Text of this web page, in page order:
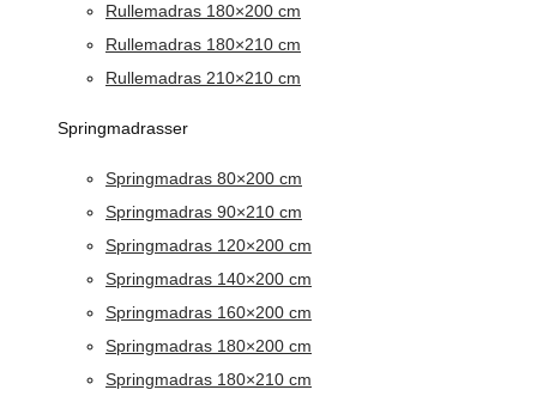
Rullemadras 180×200 cm
Rullemadras 180×210 cm
Rullemadras 210×210 cm
Springmadrasser
Springmadras 80×200 cm
Springmadras 90×210 cm
Springmadras 120×200 cm
Springmadras 140×200 cm
Springmadras 160×200 cm
Springmadras 180×200 cm
Springmadras 180×210 cm